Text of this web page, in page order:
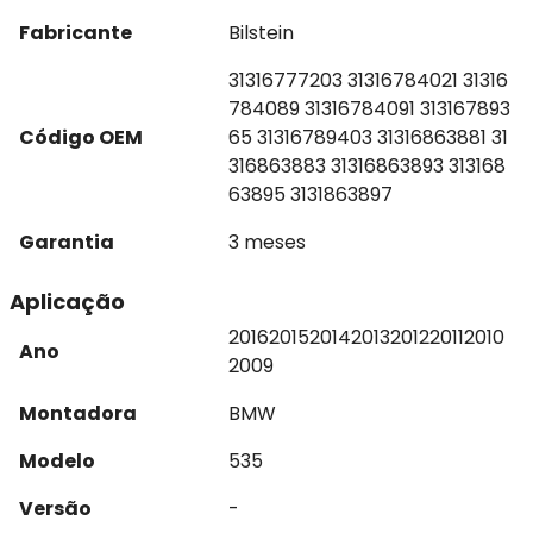
Fabricante
Bilstein
Código OEM
31316777203 31316784021 31316
784089 31316784091 313167893
65 31316789403 31316863881 31
316863883 31316863893 313168
63895 3131863897
Garantia
3 meses
Aplicação
Ano
2016201520142013201220112010
2009
Montadora
BMW
Modelo
535
Versão
-